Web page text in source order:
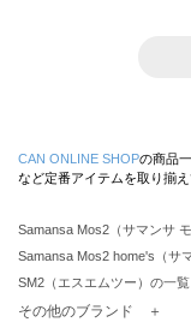
CAN ONLINE SHOPの商品
など定番アイテムを取り揃え
Samansa Mos2（サマンサ
Samansa Mos2 home's（サ
SM2（エスエムツー）の一覧
TSUHARU by Samansa
その他のブランド ＋